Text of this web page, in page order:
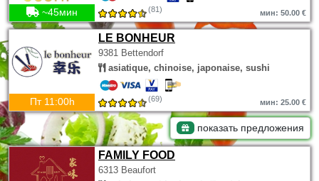
~45мин (81) мин: 50.00 €
LE BONHEUR
9381 Bettendorf
asiatique, chinoise, japonaise, sushi
Пт 11:00h (69) мин: 25.00 €
показать предложения
FAMILY FOOD
6313 Beaufort